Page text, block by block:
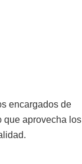
encargados de
que aprovecha los